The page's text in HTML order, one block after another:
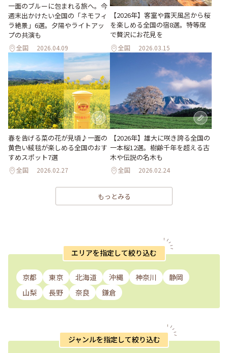
一面のブルーに包まれる旅へ。今
週末出かけたい全国の「ネモフィ
ラ絶景」6選。夕陽やライトアッ
プの共演も
全国 2026.04.09
【2026年】客室や露天風呂から桜
を楽しめる全国の宿8選。特等席
で贅沢にお花見を
全国 2026.03.15
春を告げる菜の花が見頃♪一面の
黄色い絨毯が楽しめる全国のおす
すめスポット7選
全国 2026.02.27
【2026年】雄大に咲き誇る全国の
一本桜12選。樹齢千年を超える古
木や伝説の名木も
全国 2026.02.24
もっとみる
エリアを指定して絞り込む
京都 東京 北海道 沖縄 神奈川
静岡
山梨
長野 奈良 鎌倉
ジャンルを指定して絞り込む